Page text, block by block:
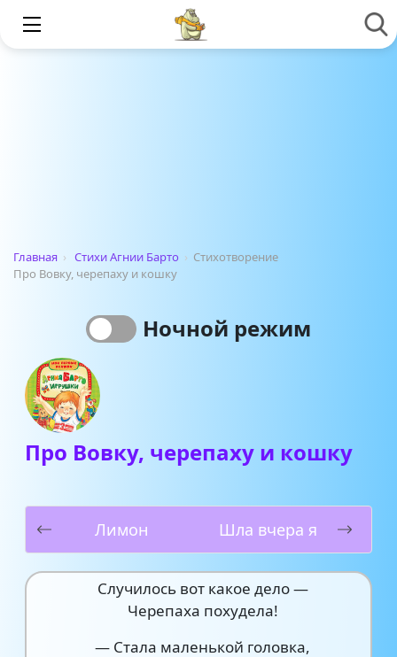
Главная › Стихи Агнии Барто › Стихотворение
Про Вовку, черепаху и кошку
Ночной режим
Про Вовку, черепаху и кошку
Лимон Шла вчера я
Случилось вот какое дело —
Черепаха похудела!
— Стала маленькой головка,